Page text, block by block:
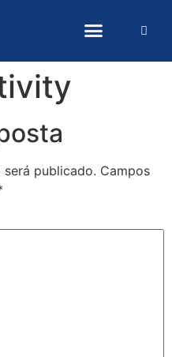
será publicado. Campos